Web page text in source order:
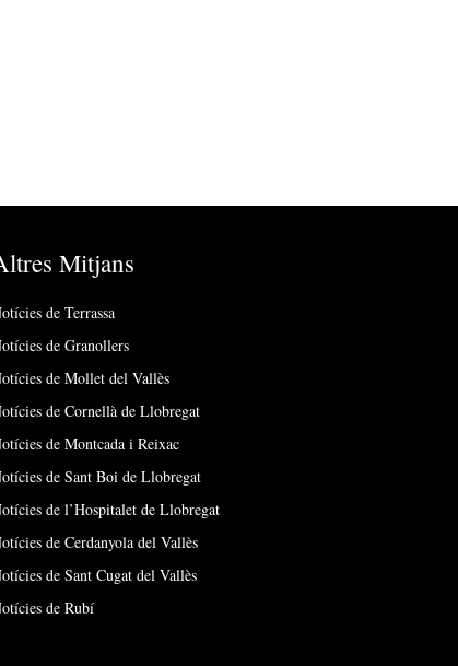
Mitjans
de Terrassa
de Granollers
de Mollet del Vallès
de Cornellà de Llobregat
de Montcada i Reixac
de Sant Boi de Llobregat
de l’Hospitalet de Llobregat
de Cerdanyola del Vallès
de Sant Cugat del Vallès
de Rubí